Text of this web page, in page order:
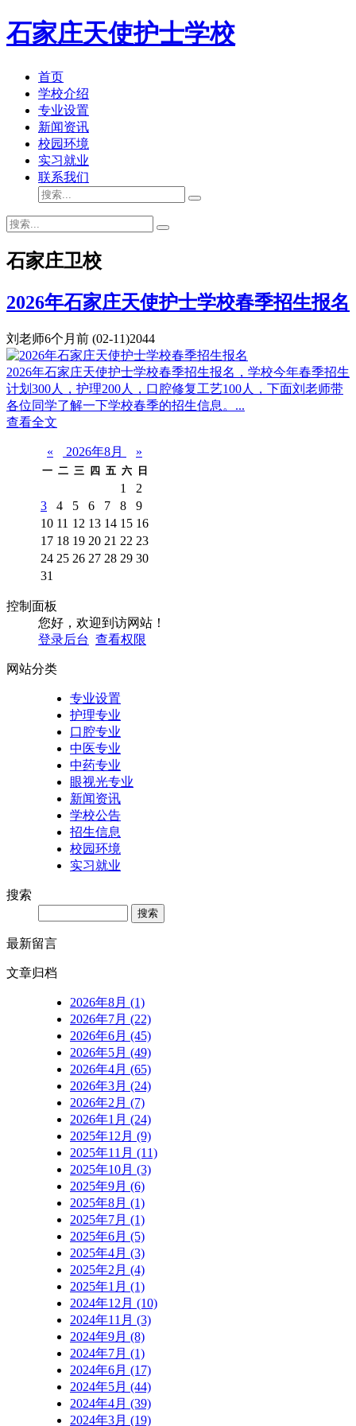
石家庄天使护士学校
首页
学校介绍
专业设置
新闻资讯
校园环境
实习就业
联系我们
石家庄卫校
2026年石家庄天使护士学校春季招生报名
刘老师6个月前 (02-11)2044
2026年石家庄天使护士学校春季招生报名，学校今年春季招生
计划300人，护理200人，口腔修复工艺100人，下面刘老师带
各位同学了解一下学校春季的招生信息。...
查看全文
« 2026年8月 »
一 二 三 四 五 六 日
1
2
3
4 5 6 7 8
9
10 11 12 13 14 15 16
17 18 19 20 21 22 23
24 25 26 27 28 29 30
31
控制面板
您好，欢迎到访网站！
登录后台 查看权限
网站分类
专业设置
护理专业
口腔专业
中医专业
中药专业
眼视光专业
新闻资讯
学校公告
招生信息
校园环境
实习就业
搜索
最新留言
文章归档
2026年8月 (1)
2026年7月 (22)
2026年6月 (45)
2026年5月 (49)
2026年4月 (65)
2026年3月 (24)
2026年2月 (7)
2026年1月 (24)
2025年12月 (9)
2025年11月 (11)
2025年10月 (3)
2025年9月 (6)
2025年8月 (1)
2025年7月 (1)
2025年6月 (5)
2025年4月 (3)
2025年2月 (4)
2025年1月 (1)
2024年12月 (10)
2024年11月 (3)
2024年9月 (8)
2024年7月 (1)
2024年6月 (17)
2024年5月 (44)
2024年4月 (39)
2024年3月 (19)